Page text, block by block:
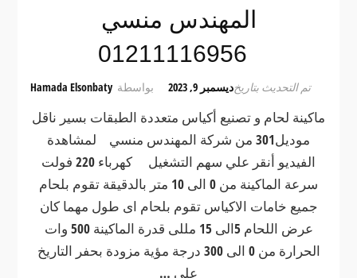
المهندس منسي
بواسطة Hamada Elsonbaty تم التحديث بتاريخديسمبر 9, 2023
ماكينة لحام و تصنيع أكياس متعددة الطبقات بسير ناقل
موديل301 من شركة المهندس منسي لمشاهدة
الفيديو أنقر علي سهم التشغيل كهرباء 220 فولت
سرعة الماكينة من 0 الى 10 متر بالدقيقة تقوم بلحام
جميع خامات الاكياس تقوم بلحام اى طول مهما كان
عرض اللحام 5الى 15 مللى قدرة الماكينة 500 وات
الحرارة من 0 الى 300 درجة مؤية مزودة بحفر التاريخ
على …